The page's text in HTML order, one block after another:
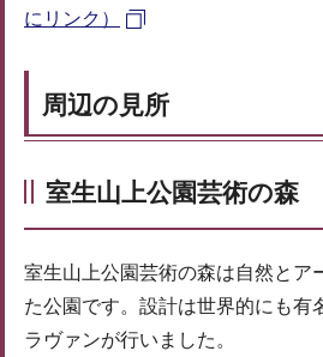
にリンク）
周辺の見所
室生山上公園芸術の森
室生山上公園芸術の森は自然とア
た公園です。設計は世界的にも有
ラヴァンが行いました。